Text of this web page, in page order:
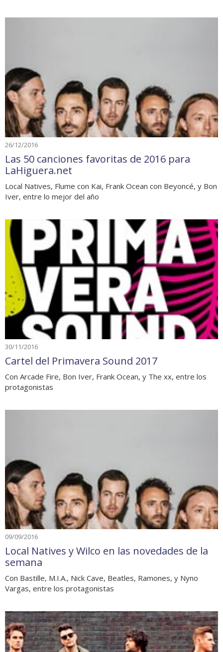
26/12/2016
Las 50 canciones favoritas de 2016 para
LaHiguera.net
Local Natives, Flume con Kai, Frank Ocean con Beyoncé, y Bon
Iver, entre lo mejor del año
30/11/2016
Cartel del Primavera Sound 2017
Con Arcade Fire, Bon Iver, Frank Ocean, y The xx, entre los
protagonistas
09/09/2016
Local Natives y Wilco en las novedades de la
semana
Con Bastille, M.I.A., Nick Cave, Beatles, Ramones, y Nyno
Vargas, entre los protagonistas